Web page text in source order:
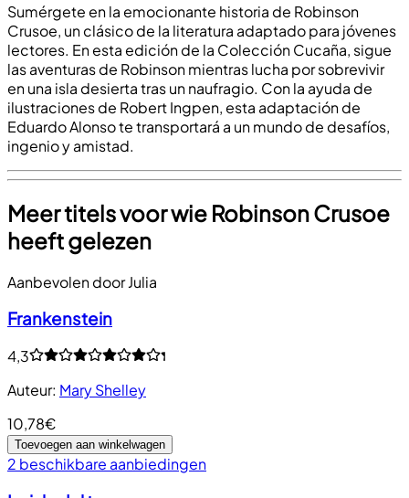
Sumérgete en la emocionante historia de Robinson
Crusoe, un clásico de la literatura adaptado para jóvenes
lectores. En esta edición de la Colección Cucaña, sigue
las aventuras de Robinson mientras lucha por sobrevivir
en una isla desierta tras un naufragio. Con la ayuda de
ilustraciones de Robert Ingpen, esta adaptación de
Eduardo Alonso te transportará a un mundo de desafíos,
ingenio y amistad.
Meer titels voor wie Robinson Crusoe
heeft gelezen
Aanbevolen door Julia
Frankenstein
4,3
Auteur: Mary Shelley
10,78€
Toevoegen aan winkelwagen
2 beschikbare aanbiedingen